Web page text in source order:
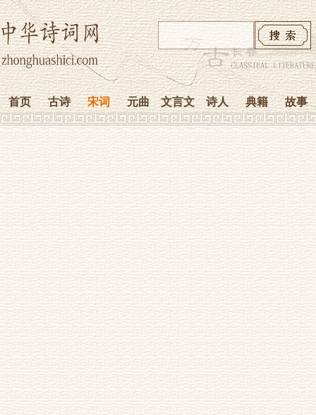
首页 古诗 宋词 元曲 文言文 诗人 典籍 故事